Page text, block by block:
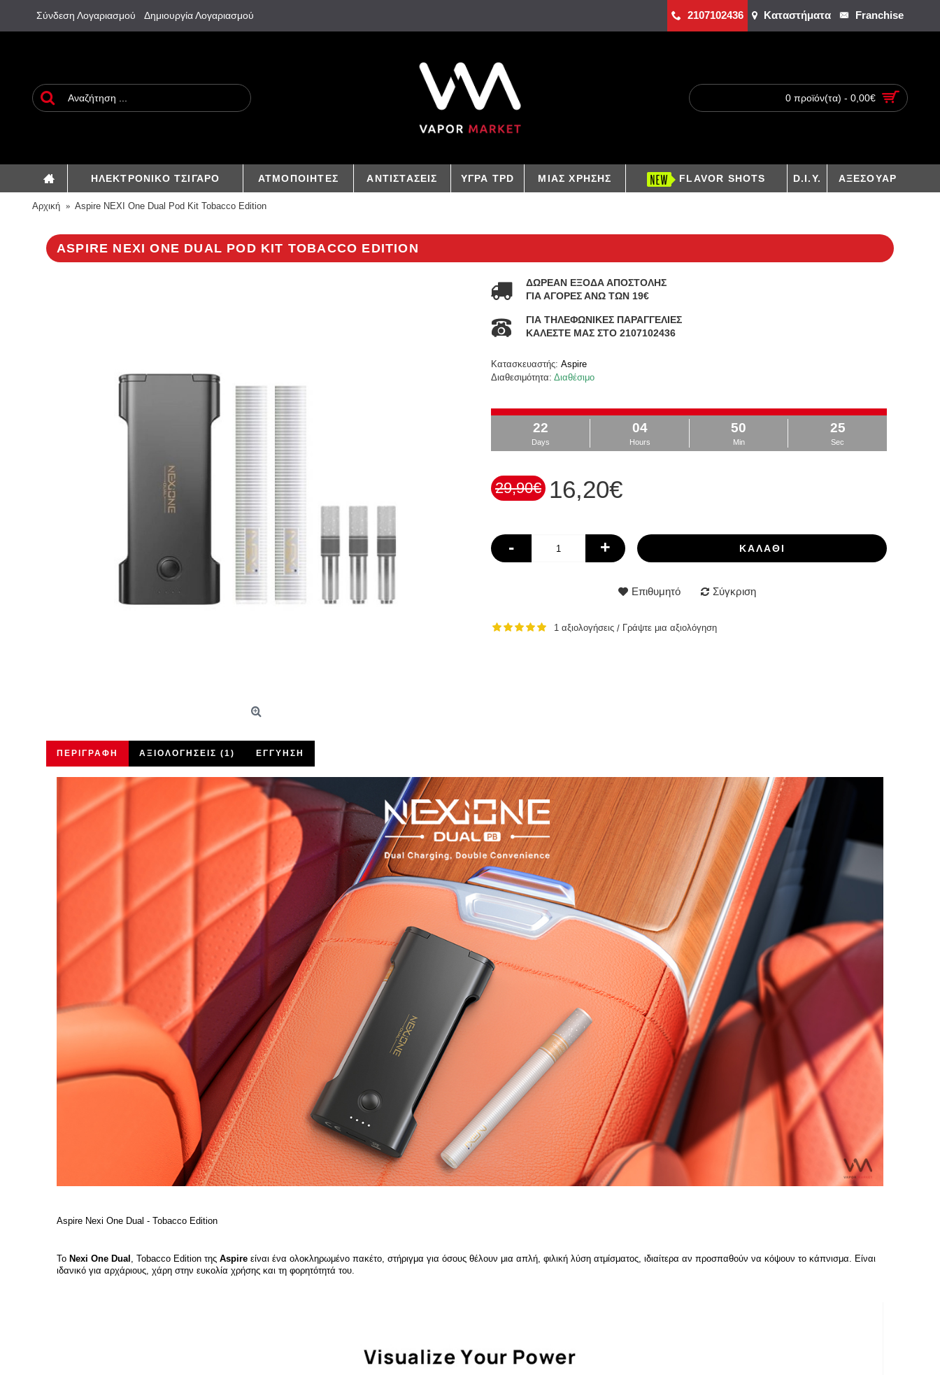
Σύνδεση Λογαριασμού Δημιουργία Λογαριασμού 2107102436 Καταστήματα Franchise
0 προϊόν(τα) - 0,00€
ΗΛΕΚΤΡΟΝΙΚΟ ΤΣΙΓΑΡΟ ΑΤΜΟΠΟΙΗΤΕΣ ΑΝΤΙΣΤΑΣΕΙΣ ΥΓΡΑ TPD ΜΙΑΣ ΧΡΗΣΗΣ FLAVOR SHOTS D.I.Y. ΑΞΕΣΟΥΑΡ
Αρχική Aspire NEXI One Dual Pod Kit Tobacco Edition
ASPIRE NEXI ONE DUAL POD KIT TOBACCO EDITION
ΔΩΡΕΑΝ ΕΞΟΔΑ ΑΠΟΣΤΟΛΗΣ
ΓΙΑ ΑΓΟΡΕΣ ΑΝΩ ΤΩΝ 19€
ΓΙΑ ΤΗΛΕΦΩΝΙΚΕΣ ΠΑΡΑΓΓΕΛΙΕΣ
ΚΑΛΕΣΤΕ ΜΑΣ ΣΤΟ 2107102436
Κατασκευαστής: Aspire
Διαθεσιμότητα: Διαθέσιμο
22
Days
04
Hours
50
Min
23
Sec
29,90€ 16,20€
- + ΚΑΛΆΘΙ
Επιθυμητό Σύγκριση
1 αξιολογήσεις / Γράψτε μια αξιολόγηση
ΠΕΡΙΓΡΑΦΉ ΑΞΙΟΛΟΓΉΣΕΙΣ (1) ΕΓΓΎΗΣΗ
Aspire Nexi One Dual - Tobacco Edition
Το Nexi One Dual , Tobacco Edition της Aspire είναι ένα ολοκληρωμένο πακέτο, στήριγμα για όσους θέλουν μια απλή, φιλική λύση ατμίσματος, ιδιαίτερα αν προσπαθούν να κόψουν το κάπνισμα. Είναι
ιδανικό για αρχάριους, χάρη στην ευκολία χρήσης και τη φορητότητά του.